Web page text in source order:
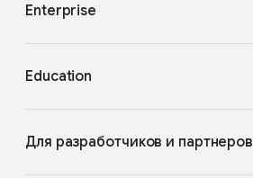
Enterprise
Education
Для разработчиков и партнеров